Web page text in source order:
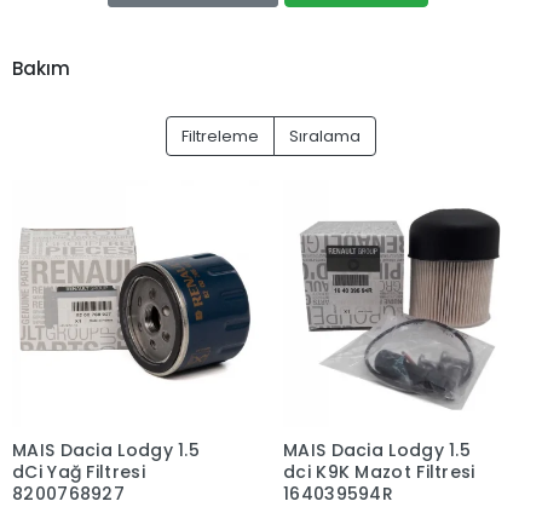
Bakım
Filtreleme Sıralama
MAIS Dacia Lodgy 1.5
dCi Yağ Filtresi
8200768927
MAIS Dacia Lodgy 1.5
dci K9K Mazot Filtresi
164039594R